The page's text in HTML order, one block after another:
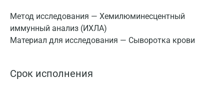
Метод исследования — Хемилюминесцентный
иммунный анализ (ИХЛА)
Материал для исследования — Сыворотка крови
Срок исполнения